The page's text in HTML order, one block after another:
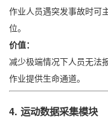
作业人员遇突发事故时可
位。
价值：
减少极端情况下人员无法
作业提供生命通道。
4. 运动数据采集模块